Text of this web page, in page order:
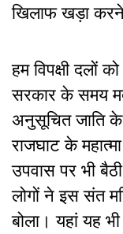
खिलाफ खड़ा
हम विपक्षी दलों को
सरकार के समय
अनुसूचित जाति के
राजघाट के महात्मा
उपवास पर भी बैठी
लोगों ने इस संत
बोला। यहां यह भी